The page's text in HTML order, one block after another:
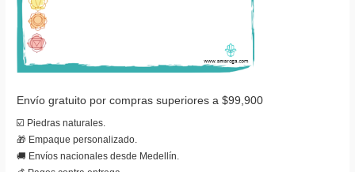
Envío gratuito por compras superiores a $99,900
☑️ Piedras naturales.
🎁 Empaque personalizado.
🚚 Envíos nacionales desde Medellín.